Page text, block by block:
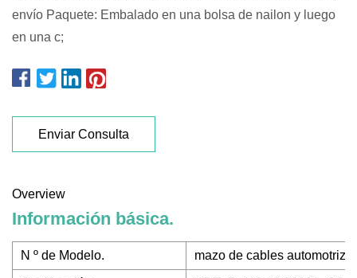
envío Paquete: Embalado en una bolsa de nailon y luego
en una c;
Enviar Consulta
Overview
Información básica.
N º de Modelo. mazo de cables automotriz